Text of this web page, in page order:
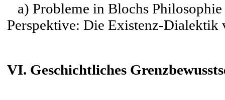
a) Probleme in Blochs
Perspektive: Die Existenz-
VI. Geschichtliches